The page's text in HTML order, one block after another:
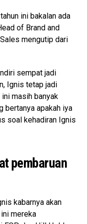
ini bakalan ada
of Brand and
mengutip dari
sempat jadi
Ignis tetap jadi
masih banyak
bertanya apakah iya
soal kehadiran Ignis
pembaruan
kabarnya akan
mereka